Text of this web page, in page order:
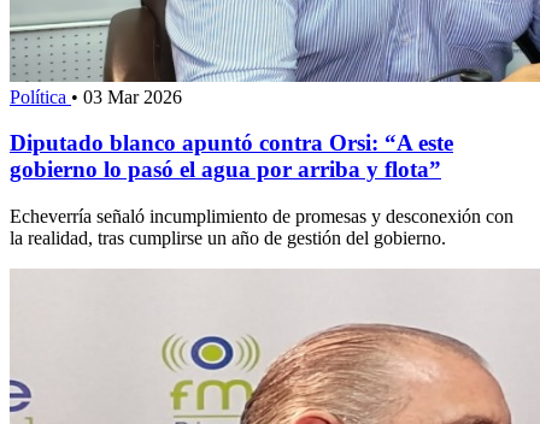
Política • 03 Mar 2026
Diputado blanco apuntó contra Orsi: “A este
gobierno lo pasó el agua por arriba y flota”
Echeverría señaló incumplimiento de promesas y desconexión con
la realidad, tras cumplirse un año de gestión del gobierno.